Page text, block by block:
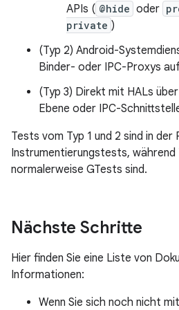
APIs ( @hide oder
private )
(Typ 2) Android-
Binder- oder IPC-Proxys
(Typ 3) Direkt mit HALs
Ebene oder IPC-
Tests vom Typ 1 und 2 sind in der
Instrumentierungstests, während
normalerweise GTests sind.
Nächste Schritte
Hier finden Sie eine Liste von
Informationen:
Wenn Sie sich noch nicht